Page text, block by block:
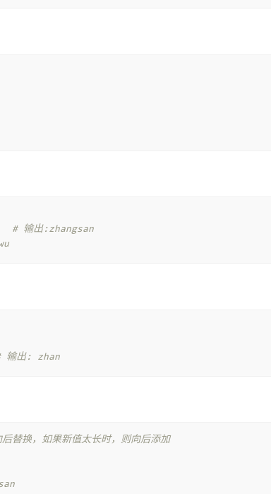
# 输出:zhangsan
输出: zhan
替换，如果新值太长时，则向后添加